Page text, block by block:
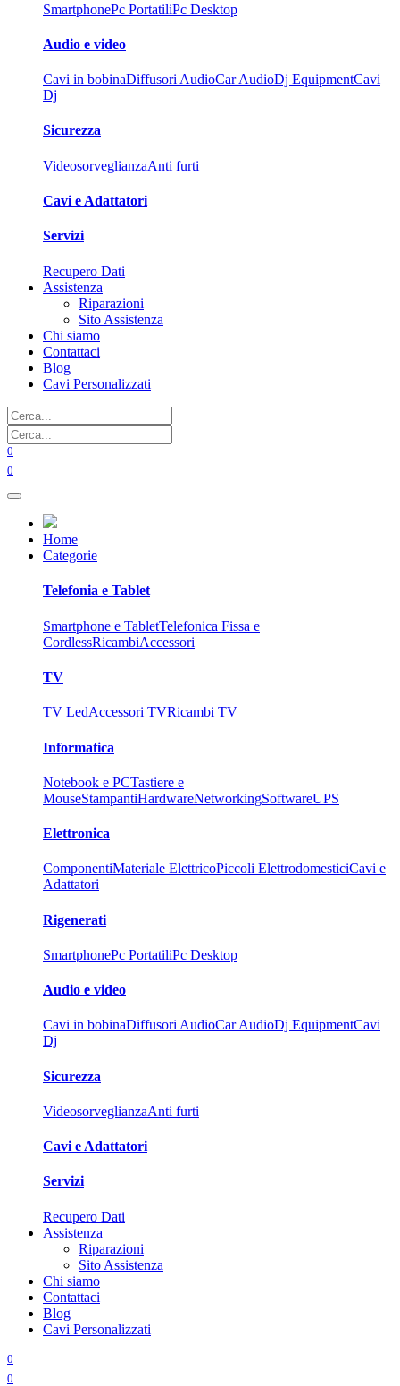
SmartphonePc PortatiliPc Desktop
Audio e video
Cavi in bobinaDiffusori AudioCar AudioDj EquipmentCavi
Dj
Sicurezza
VideosorveglianzaAnti furti
Cavi e Adattatori
Servizi
Recupero Dati
Assistenza
Riparazioni
Sito Assistenza
Chi siamo
Contattaci
Blog
Cavi Personalizzati
0
0
Home
Categorie
Telefonia e Tablet
Smartphone e TabletTelefonica Fissa e
CordlessRicambiAccessori
TV
TV LedAccessori TVRicambi TV
Informatica
Notebook e PCTastiere e
MouseStampantiHardwareNetworkingSoftwareUPS
Elettronica
ComponentiMateriale ElettricoPiccoli ElettrodomesticiCavi e
Adattatori
Rigenerati
SmartphonePc PortatiliPc Desktop
Audio e video
Cavi in bobinaDiffusori AudioCar AudioDj EquipmentCavi
Dj
Sicurezza
VideosorveglianzaAnti furti
Cavi e Adattatori
Servizi
Recupero Dati
Assistenza
Riparazioni
Sito Assistenza
Chi siamo
Contattaci
Blog
Cavi Personalizzati
0
0